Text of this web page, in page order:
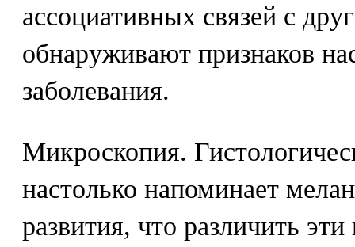
ассоциативных связей с
обнаруживают признаков
заболевания.
Микроскопия.
настолько напоминает
развития, что различить